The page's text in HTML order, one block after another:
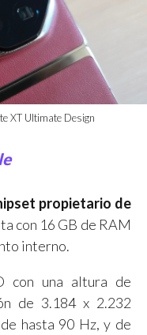
XT Ultimate Design
propietario de
con 16 GB de RAM
interno.
con una altura de
de 3.184 x 2.232
hasta 90 Hz, y de